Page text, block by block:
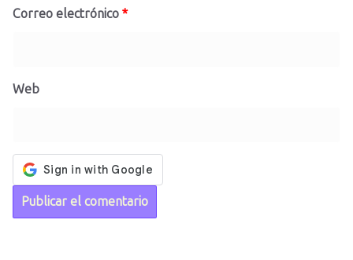
Correo electrónico *
Web